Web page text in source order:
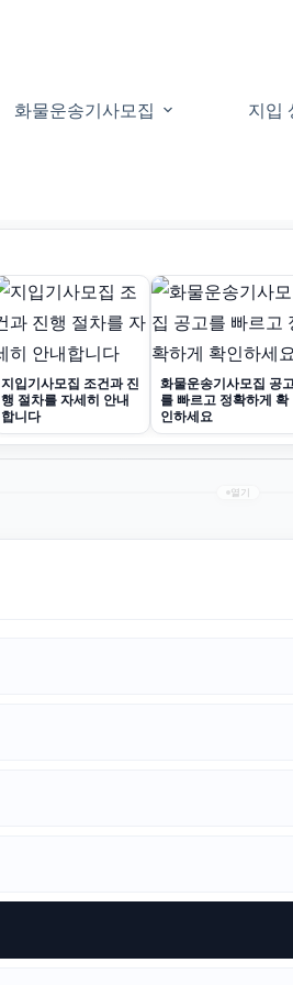
화물운송기사모집 지입
지입기사모집 조건과 진
행 절차를 자세히 안내
합니다
화물운송기사모집 공
를 빠르고 정확하게 확
인하세요
열기